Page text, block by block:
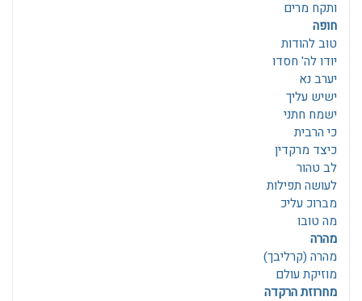
ותקח מרים
חופה
טוב להודות
יודו לה' חסדו
יערב נא
ישיש עליך
ישמח חתני
כי הרבית
כיצד מרקדין
לב טהור
לעושה תפילות
מברוכ עליכ
מה טובו
מהרה
מהרה (קרליבך)
מוזיקת עולם
מחרוזת הרקדה